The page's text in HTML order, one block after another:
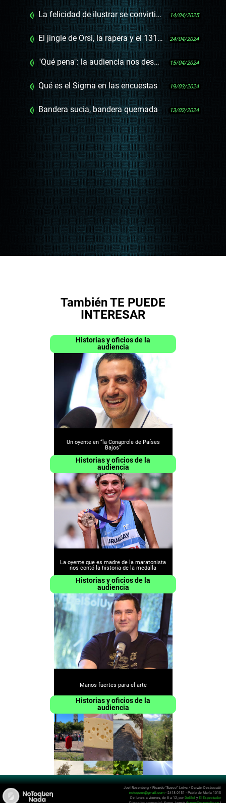
La felicidad de ilustrar se convirtió en oficio y llega a una feria internacional 14/04/2025
El jingle de Orsi, la rapera y el 1312 anti policía 24/04/2024
"Qué pena": la audiencia nos desasnó sobre esta expresión colombiana 15/04/2024
Qué es el Sigma en las encuestas 19/03/2024
Bandera sucia, bandera quemada 13/02/2024
También TE PUEDE
INTERESAR
Historias y oficios de la
audiencia
Un oyente en “la Conaprole de Países
Bajos”
Historias y oficios de la
audiencia
La oyente que es madre de la maratonista
nos contó la historia de la medalla
Historias y oficios de la
audiencia
Manos fuertes para el arte
Historias y oficios de la
audiencia
Joel Rosenberg / Ricardo “Sueco” Leiva / Darwin Desbocatti
notoquen@gmail.com - 2418 0151 - Pablo de María 1015
De lunes a viernes, de 8 a 12, porDelSol y El Espectador